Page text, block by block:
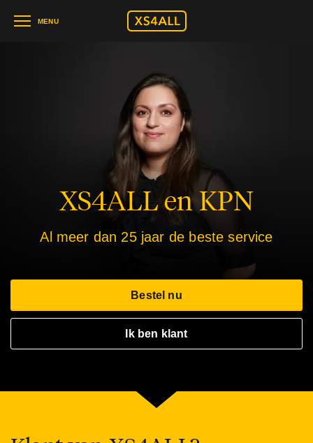
MENU
XS4ALL en KPN
Al meer dan 25 jaar de beste service
Bestel nu
Ik ben klant